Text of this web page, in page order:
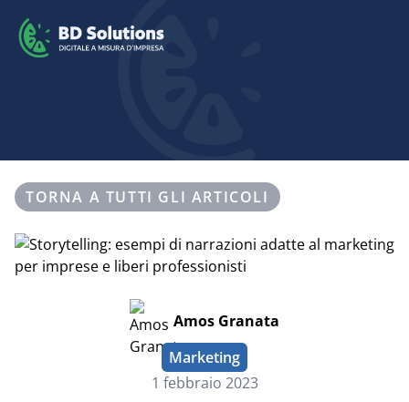
TORNA A TUTTI GLI ARTICOLI
Amos Granata
Marketing
1 febbraio 2023